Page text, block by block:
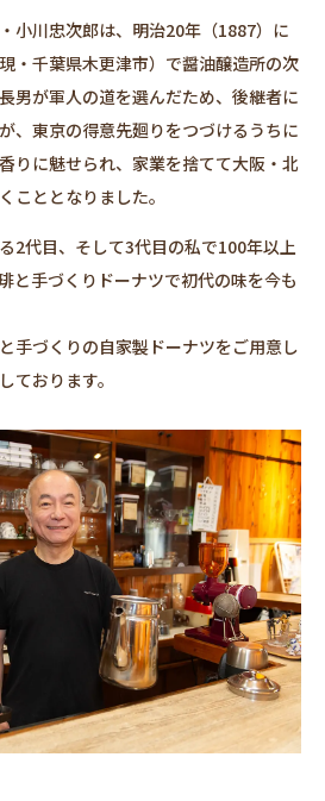
小川忠次郎は、明治20年（1887）に
・千葉県木更津市）で醤油醸造所の次
男が軍人の道を選んだため、後継者に
、東京の得意先廻りをつづけるうちに
りに魅せられ、家業を捨てて大阪・北
こととなりました。
2代目、そして3代目の私で100年以上
と手づくりドーナツで初代の味を今も
手づくりの自家製ドーナツをご用意し
ております。